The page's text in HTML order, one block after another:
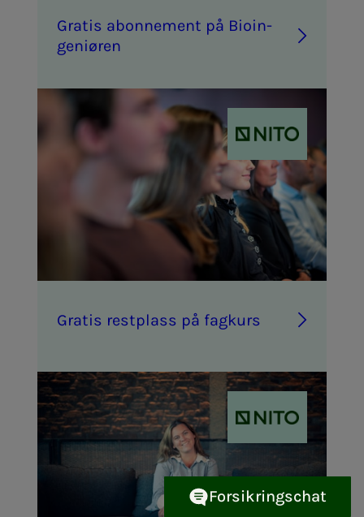
Gra­­­tis abon­­­ne­­­ment på Bio­­­in­­­
ge­­­ni­ø­ren
Gra­­­tis rest­plass på fag­­­kurs
Forsikringschat